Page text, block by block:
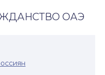
ОАЭ